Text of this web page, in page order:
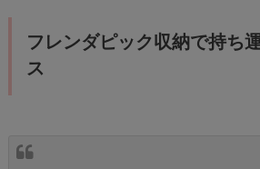
フレンダピック収納で持ち
ス